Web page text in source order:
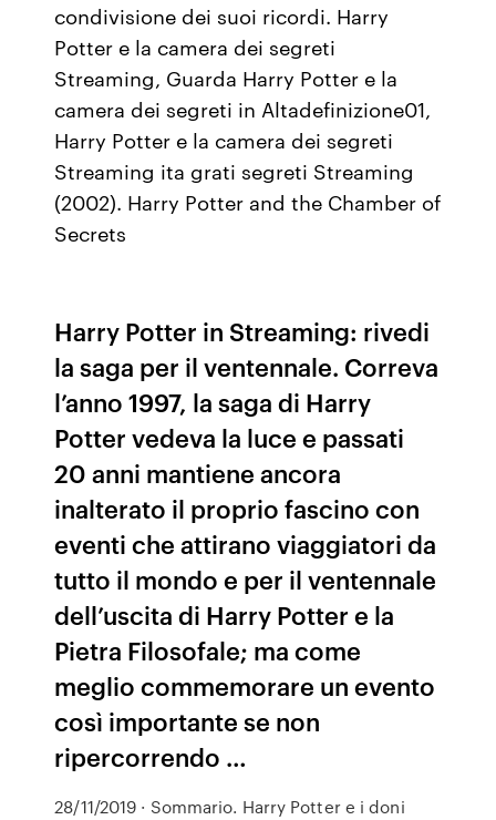
condivisione dei suoi ricordi. Harry
Potter e la camera dei segreti
Streaming, Guarda Harry Potter e la
camera dei segreti in Altadefinizione01,
Harry Potter e la camera dei segreti
Streaming ita grati segreti Streaming
(2002). Harry Potter and the Chamber of
Secrets
Harry Potter in Streaming: rivedi
la saga per il ventennale. Correva
l’anno 1997, la saga di Harry
Potter vedeva la luce e passati
20 anni mantiene ancora
inalterato il proprio fascino con
eventi che attirano viaggiatori da
tutto il mondo e per il ventennale
dell’uscita di Harry Potter e la
Pietra Filosofale; ma come
meglio commemorare un evento
così importante se non
ripercorrendo …
28/11/2019 · Sommario. Harry Potter e i doni